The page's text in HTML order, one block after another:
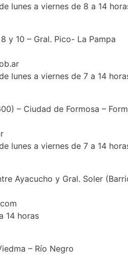
lunes a viernes de 8 a 14
y 10 – Gral. Pico- La Pampa
lunes a viernes de 7 a 14
– Ciudad de Formosa –
lunes a viernes de 7 a 14
Ayacucho y Gral. Soler
14 horas
– Río Negro